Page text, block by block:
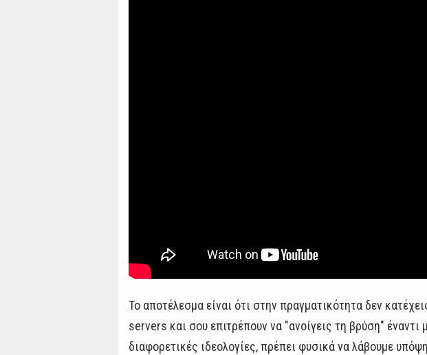
Το αποτέλεσμα είναι ότι στην πραγματικότητα δεν
servers και σου επιτρέπουν να "ανοίγεις τη βρύση"
διαφορετικές ιδεολογίες, πρέπει φυσικά να λάβουμε